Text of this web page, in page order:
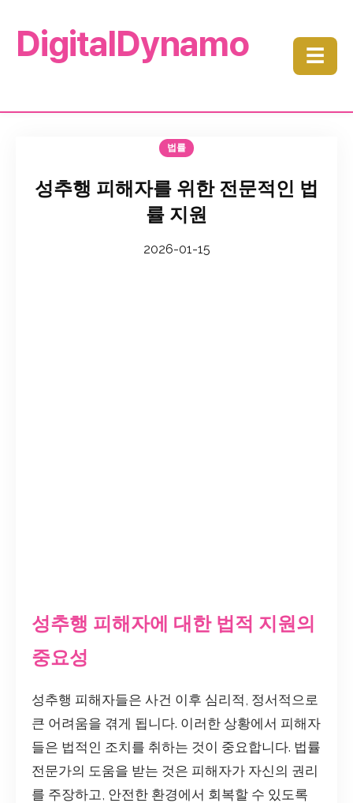
DigitalDynamo ☰
법률
성추행 피해자를 위한 전문적인 법
률 지원
2026-01-15
성추행 피해자에 대한 법적 지원의
중요성
성추행 피해자들은 사건 이후 심리적, 정서적으로
큰 어려움을 겪게 됩니다. 이러한 상황에서 피해자
들은 법적인 조치를 취하는 것이 중요합니다. 법률
전문가의 도움을 받는 것은 피해자가 자신의 권리
를 주장하고, 안전한 환경에서 회복할 수 있도록